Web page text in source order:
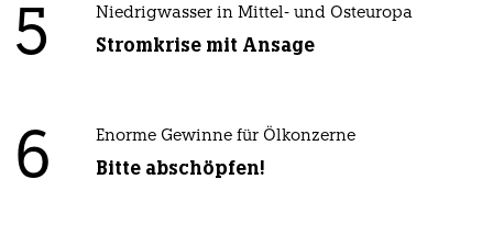
5 Niedrigwasser in Mittel- und Osteuropa
Stromkrise mit Ansage
6 Enorme Gewinne für Ölkonzerne
Bitte abschöpfen!